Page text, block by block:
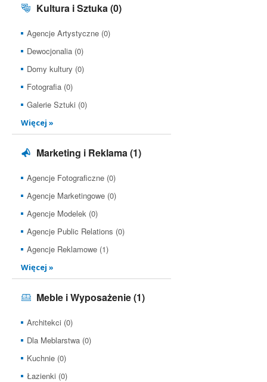
Kultura i Sztuka(0)
Agencje Artystyczne (0)
Dewocjonalia (0)
Domy kultury (0)
Fotografia (0)
Galerie Sztuki (0)
Więcej »
Marketing i Reklama(1)
Agencje Fotograficzne (0)
Agencje Marketingowe (0)
Agencje Modelek (0)
Agencje Public Relations (0)
Agencje Reklamowe (1)
Więcej »
Meble i Wyposażenie(1)
Architekci (0)
Dla Meblarstwa (0)
Kuchnie (0)
Łazienki (0)